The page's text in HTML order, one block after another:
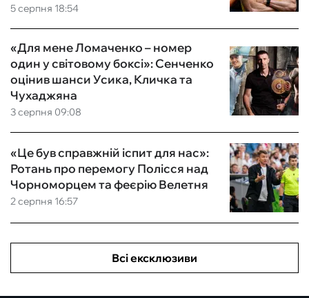
5 серпня 18:54
3 серпня 09:08
«Для мене Ломаченко – номер
один у світовому боксі»: Сенченко
оцінив шанси Усика, Кличка та
Чухаджяна
2 серпня 16:57
«Це був справжній іспит для нас»:
Ротань про перемогу Полісся над
Чорноморцем та феєрію Велетня
Всі ексклюзиви